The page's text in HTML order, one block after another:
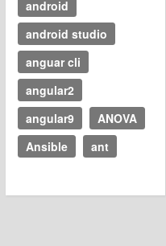
android
android studio
anguar cli
angular2
angular9
ANOVA
Ansible
ant